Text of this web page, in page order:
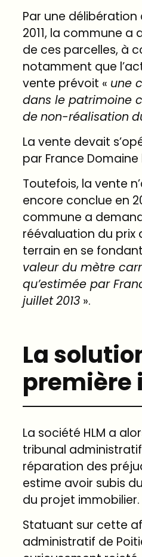
Par une délibération
2011, la commune
de ces parcelles, à
notamment que
vente prévoit « une
danslepatrimoine
denon-réalisation
La vente devait
par France Domaine
Toutefois, la vente
encore conclue en
commune a
réévaluation du prix
terrain en se
valeurdumètre
qu’estiméepar
juillet2013 ».
La
première
La société HLM a
tribunal
réparation des
estime avoir subis
du projet immobilier.
Statuant sur cette
administratif de